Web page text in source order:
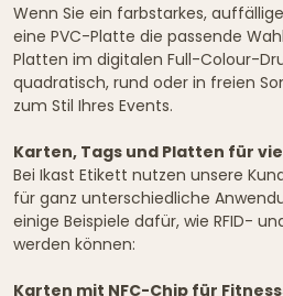
Wenn Sie ein farbstarkes,
eine PVC-Platte die passende
Platten im digitalen Full-Colour-
quadratisch, rund oder in freien
zum Stil Ihres Events.
Karten, Tags und Platten für
Bei Ikast Etikett nutzen unsere
für ganz unterschiedliche
einige Beispiele dafür, wie RFID-
werden können:
Karten mit NFC-Chip für